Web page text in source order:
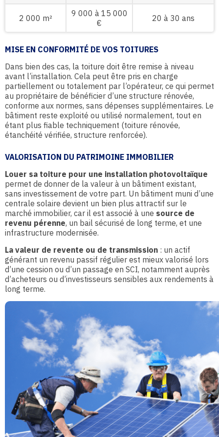
2 000 m²
9 000 à 15 000
€
20 à 30 ans
MISE EN CONFORMITÉ DE VOS TOITURES
Dans bien des cas, la toiture doit être remise à niveau
avant l’installation. Cela peut être pris en charge
partiellement ou totalement par l’opérateur, ce qui permet
au propriétaire de bénéficier d’une structure rénovée,
conforme aux normes, sans dépenses supplémentaires. Le
bâtiment reste exploité ou utilisé normalement, tout en
étant plus fiable techniquement (toiture rénovée,
étanchéité vérifiée, structure renforcée).
VALORISATION DU PATRIMOINE IMMOBILIER
Louer sa toiture pour une installation photovoltaïque
permet de donner de la valeur à un bâtiment existant,
sans investissement de votre part. Un bâtiment muni d’une
centrale solaire devient un bien plus attractif sur le
marché immobilier, car il est associé à une source de
revenu pérenne, un bail sécurisé de long terme, et une
infrastructure modernisée.
La valeur de revente ou de transmission : un actif
générant un revenu passif régulier est mieux valorisé lors
d’une cession ou d’un passage en SCI, notamment auprès
d’acheteurs ou d’investisseurs sensibles aux rendements à
long terme.